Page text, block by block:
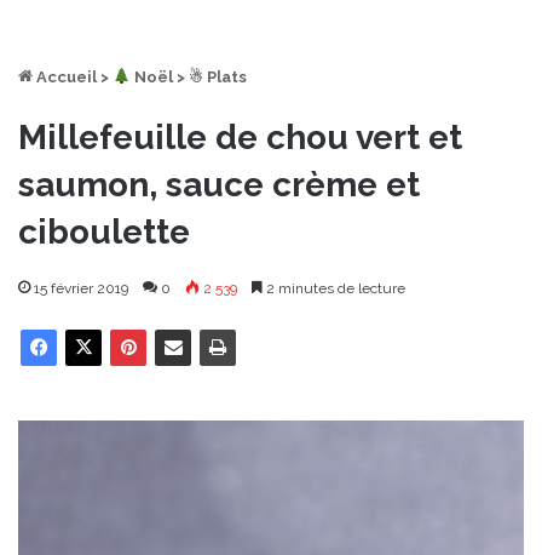
Accueil > ︎ Noël > ☃ Plats
Millefeuille de chou vert et
saumon, sauce crème et
ciboulette
15 février 2019 0 2 539 2 minutes de lecture